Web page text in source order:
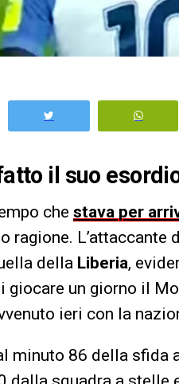
il suo
che stava per
ragione. L’attaccante
della Liberia,
giocare un giorno il
ieri con la
minuto 86 della sfida